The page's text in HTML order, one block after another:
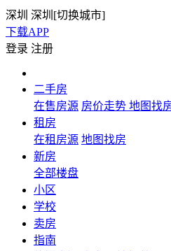
深圳 深圳[切换城市]
下载APP
登录 注册
二手房
在售房源 房价走势 地图找
租房
在租房源 地图找房
新房
全部楼盘
小区
学校
卖房
指南